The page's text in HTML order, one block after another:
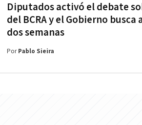
Diputados activó el debate
del BCRA y el Gobierno busca
dos semanas
PorPablo Sieira